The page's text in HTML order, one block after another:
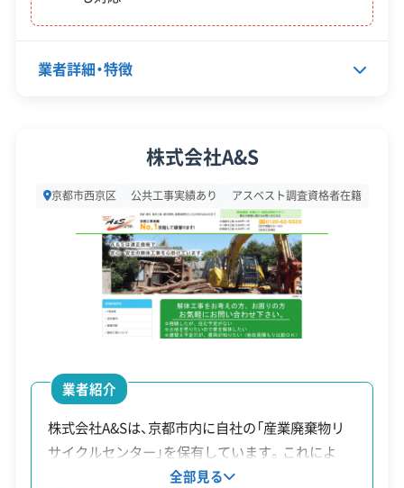
業者詳細・特徴
0-2
設立日 -
-
075-881-2626
営業日
対応エリア 京都府
木造 鉄骨造
株式会社A&S
京都市西京区 公共工事実績あり アスベスト調査資格者在籍
業者紹介
株式会社A&Sは、京都市内に自社の「産業廃棄物リ
サイクルセンター」を保有しています。これによ
り、建物の解体から排出される廃棄物の処理までを
全部見る